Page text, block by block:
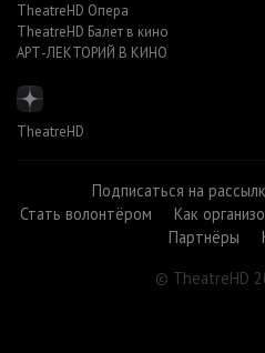
TheatreHD Опера
TheatreHD Балет в кино
АРТ-ЛЕКТОРИЙ В КИНО
TheatreHD
Подписаться на
Стать волонтёром
Как
Партнёры
© TheatreHD